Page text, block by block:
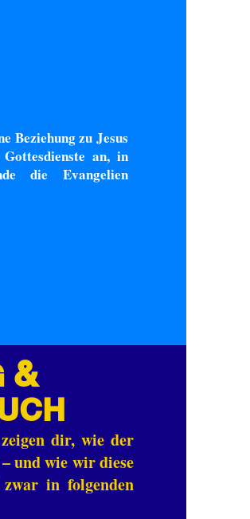
Beziehung zu Jesus
an, in
die Evangelien
&
dir, wie der
und wie wir diese
in folgenden